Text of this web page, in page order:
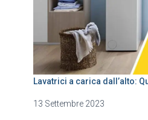
Lavatrici a carica dall’alto:
13 Settembre 2023